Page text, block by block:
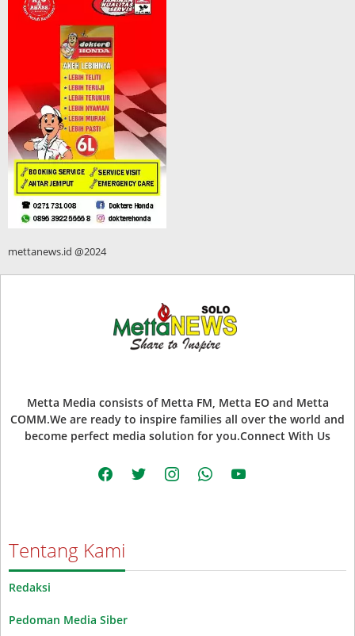
mettanews.id @2024
Metta Media consists of Metta FM, Metta EO and Metta
COMM.We are ready to inspire families all over the world and
become perfect media solution for you.Connect With Us
facebooktwitter instagramwhatsappyoutube
Tentang Kami
Redaksi
Pedoman Media Siber